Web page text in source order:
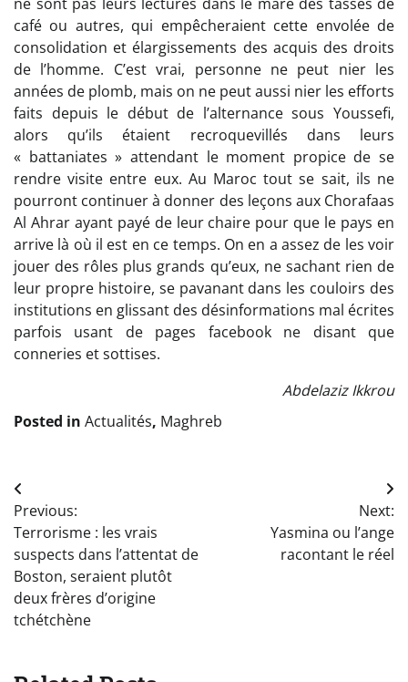
ne sont pas leurs lectures dans le mare des tasses de
café ou autres, qui empêcheraient cette envolée de
consolidation et élargissements des acquis des droits
de l’homme. C’est vrai, personne ne peut nier les
années de plomb, mais on ne peut aussi nier les efforts
faits depuis le début de l’alternance sous Youssefi,
alors qu’ils étaient recroquevillés dans leurs
« battaniates » attendant le moment propice de se
rendre visite entre eux. Au Maroc tout se sait, ils ne
pourront continuer à donner des leçons aux Chorafaas
Al Ahrar ayant payé de leur chaire pour que le pays en
arrive là où il est en ce temps. On en a assez de les voir
jouer des rôles plus grands qu’eux, ne sachant rien de
leur propre histoire, se pavanant dans les couloirs des
institutions en glissant des désinformations mal écrites
parfois usant de pages facebook ne disant que
conneries et sottises.
Abdelaziz Ikkrou
Posted in Actualités, Maghreb
Navigation
de
l’article
Previous:
Terrorisme : les vrais
suspects dans l’attentat de
Boston, seraient plutôt
deux frères d’origine
tchétchène
Next:
Yasmina ou l’ange
racontant le réel